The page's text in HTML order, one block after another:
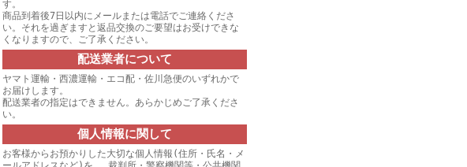
す。
商品到着後7日以内にメールまたは電話でご連絡くださ
い。それを過ぎますと返品交換のご要望はお受けできな
くなりますので、ご了承ください。
配送業者について
ヤマト運輸・西濃運輸・エコ配・佐川急便のいずれかで
お届けします。
配送業者の指定はできません。あらかじめご了承くださ
い。
個人情報に関して
お客様からお預かりした大切な個人情報(住所・氏名・メ